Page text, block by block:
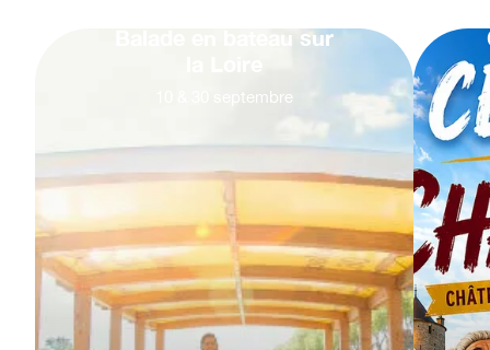
Balade en bateau sur
septembre